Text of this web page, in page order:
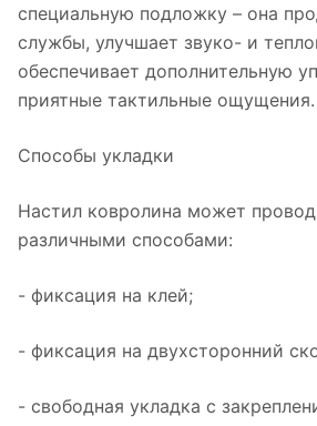
специальную подложку – она
службы, улучшает звуко- и
обеспечивает дополнительную
приятные тактильные ощущения.
Способы укладки
Настил ковролина может
различными способами:
- фиксация на клей;
- фиксация на двухсторонний
- свободная укладка с